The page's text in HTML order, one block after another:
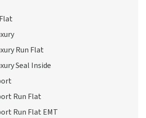
Run Flat
Seal Inside
Run Flat
Run Flat EMT